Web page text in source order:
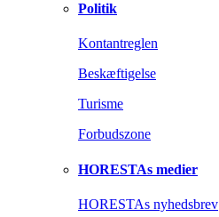
Politik
Kontantreglen
Beskæftigelse
Turisme
Forbudszone
HORESTAs medier
HORESTAs nyhedsbrev